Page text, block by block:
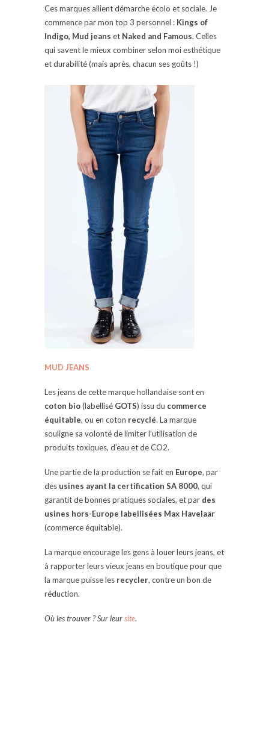
Ces marques allient démarche écolo et sociale. Je
commence par mon top 3 personnel : Kings of
Indigo, Mud jeans et Naked and Famous. Celles
qui savent le mieux combiner selon moi esthétique
et durabilité (mais après, chacun ses goûts !)
MUD JEANS
Les jeans de cette marque hollandaise sont en
coton bio(labellisé GOTS) issu du commerce
équitable, ou en coton recyclé. La marque
souligne sa volonté de limiter l’utilisation de
produits toxiques, d’eau et de CO2.
Une partie de la production se fait en Europe, par
des usines ayant la certification SA 8000, qui
garantit de bonnes pratiques sociales, et par des
usines hors-Europe labellisées Max Havelaar
(commerce équitable).
La marque encourage les gens à louer leurs jeans, et
à rapporter leurs vieux jeans en boutique pour que
la marque puisse les recycler, contre un bon de
réduction.
Où les trouver ? Sur leursite.